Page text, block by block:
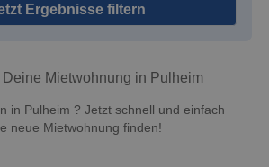
Ergebnisse filtern
Deine Mietwohnung in Pulheim
in Pulheim ? Jetzt schnell und einfach
neue Mietwohnung finden!